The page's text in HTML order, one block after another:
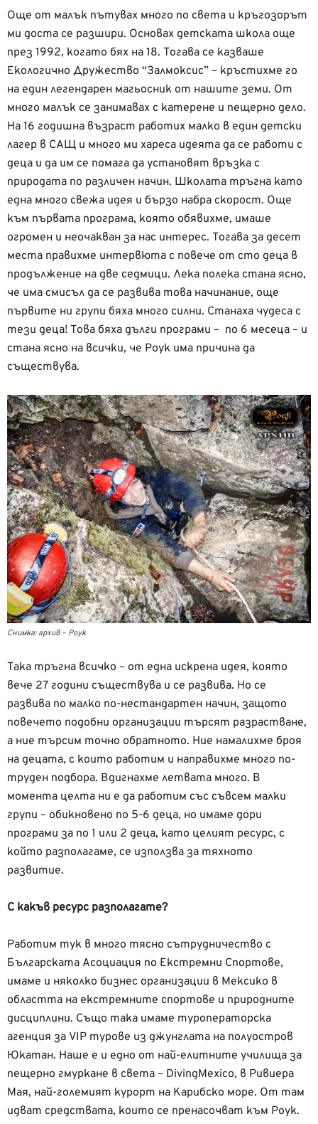
Още от малък пътувах много по света и кръгозорът
ми доста се разшири. Основах детската школа още
през 1992, когато бях на 18. Тогава се казваше
Екологично Дружество “Залмоксис” – кръстихме го
на един легендарен магьосник от нашите земи. От
много малък се занимавах с катерене и пещерно дело.
На 16 годишна възраст работих малко в един детски
лагер в САЩ и много ми хареса идеята да се работи с
деца и да им се помага да установят връзка с
природата по различен начин. Школата тръгна като
една много свежа идея и бързо набра скорост. Още
към първата програма, която обявихме, имаше
огромен и неочакван за нас интерес. Тогава за десет
места правихме интервюта с повече от сто деца в
продължение на две седмици. Лека полека стана ясно,
че има смисъл да се развива това начинание, още
първите ни групи бяха много силни. Станаха чудеса с
тези деца! Това бяха дълги програми – по 6 месеца – и
стана ясно на всички, че Роук има причина да
съществува.
Снимка: архив – Роук
Така тръгна всичко – от една искрена идея, която
вече 27 години съществува и се развива. Но се
развива по малко по-нестандартен начин, защото
повечето подобни организации търсят разрастване,
а ние търсим точно обратното. Ние намалихме броя
на децата, с които работим и направихме много по-
труден подбора. Вдигнахме летвата много. В
момента целта ни е да работим със съвсем малки
групи – обикновено по 5-6 деца, но имаме дори
програми за по 1 или 2 деца, като целият ресурс, с
който разполагаме, се използва за тяхното
развитие.
С какъв ресурс разполагате?
Работим тук в много тясно сътрудничество с
Българската Асоциация по Екстремни Спортове,
имаме и няколко бизнес организации в Мексико в
областта на екстремните спортове и природните
дисциплини. Също така имаме туроператорска
агенция за VIP турове из джунглата на полуостров
Юкатан. Наше е и едно от най-елитните училища за
пещерно гмуркане в света – DivingMexico, в Ривиера
Мая, най-големият курорт на Карибско море. От там
идват средствата, които се пренасочват към Роук.